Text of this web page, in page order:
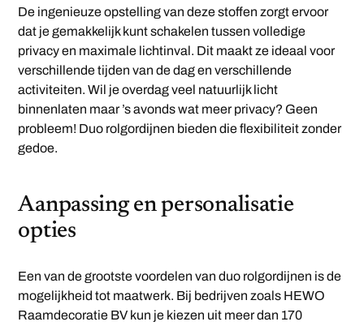
De ingenieuze opstelling van deze stoffen zorgt ervoor
dat je gemakkelijk kunt schakelen tussen volledige
privacy en maximale lichtinval. Dit maakt ze ideaal voor
verschillende tijden van de dag en verschillende
activiteiten. Wil je overdag veel natuurlijk licht
binnenlaten maar ’s avonds wat meer privacy? Geen
probleem! Duo rolgordijnen bieden die flexibiliteit zonder
gedoe.
Aanpassing en personalisatie
opties
Een van de grootste voordelen van duo rolgordijnen is de
mogelijkheid tot maatwerk. Bij bedrijven zoals HEWO
Raamdecoratie BV kun je kiezen uit meer dan 170